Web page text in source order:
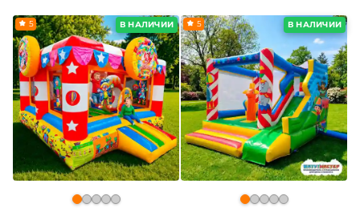
В НАЛИЧИИ
5 В НАЛИЧИИ
5